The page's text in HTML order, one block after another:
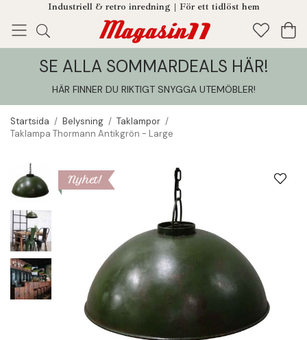
Industriell & retro inredning | För ett tidlöst hem
Enjoy! Tillagt i din varukorg
SE ALLA SOMMARDEALS HÄR!
HÄR FINNER DU RIKTIGT SNYGGA UTEMÖBLER!
Startsida / Belysning / Taklampor /
Taklampa Thormann Antikgrön - Large
Nyhet!